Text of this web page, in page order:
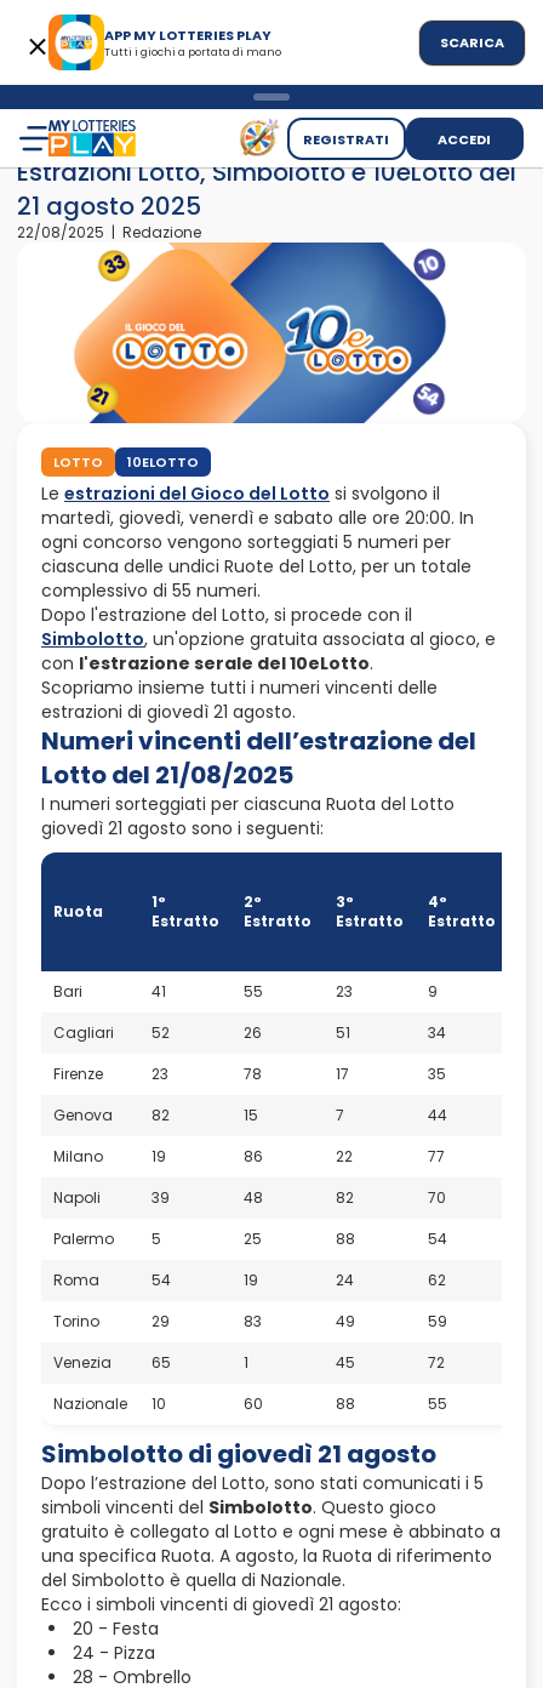
APP MY LOTTERIES PLAY
Tutti i giochi a portata di mano SCARICA
REGISTRATI ACCEDI
Home>News> Estrazioni Lotto, Simbolotto e 10eLotto del 21
Estrazioni Lotto, Simbolotto e 10eLotto del
21 agosto 2025
22/08/2025 | Redazione
LOTTO 10ELOTTO
Le estrazioni del Gioco del Lotto si svolgono il
martedì, giovedì, venerdì e sabato alle ore 20:00. In
ogni concorso vengono sorteggiati 5 numeri per
ciascuna delle undici Ruote del Lotto, per un totale
complessivo di 55 numeri.
Dopo l'estrazione del Lotto, si procede con il
Simbolotto, un'opzione gratuita associata al gioco, e
con l'estrazione serale del 10eLotto.
Scopriamo insieme tutti i numeri vincenti delle
estrazioni di giovedì 21 agosto.
Numeri vincenti dell’estrazione del
Lotto del 21/08/2025
I numeri sorteggiati per ciascuna Ruota del Lotto
giovedì 21 agosto sono i seguenti:
Ruota
1°
Estratto
2°
Estratto
3°
Estratto
4°
Estratto
Bari
41 55 23 9
Cagliari
52 26 51 34
Firenze
23 78 17 35
Genova
82 15 7 44
Milano
19 86 22 77
Napoli
39 48 82 70
Palermo
5 25 88 54
Roma
54 19 24 62
Torino
29 83 49 59
Venezia
65 1 45 72
Nazionale
10 60 88 55
Simbolotto di giovedì 21 agosto
Dopo l’estrazione del Lotto, sono stati comunicati i 5
simboli vincenti del Simbolotto. Questo gioco
gratuito è collegato al Lotto e ogni mese è abbinato a
una specifica Ruota. A agosto, la Ruota di riferimento
del Simbolotto è quella di Nazionale.
Ecco i simboli vincenti di giovedì 21 agosto:
20 - Festa
24 - Pizza
28 - Ombrello